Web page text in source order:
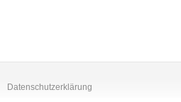
Datenschutzerklärung